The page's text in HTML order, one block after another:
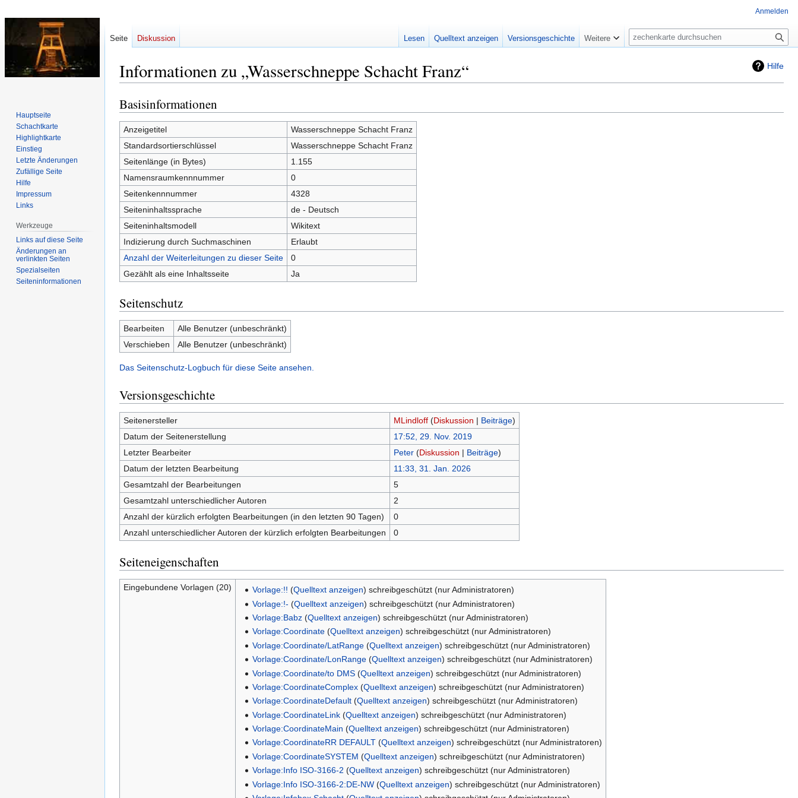
Hilfe
Informationen zu „Wasserschneppe Schacht Franz“
Zur
Navigation
springen
Zur
Suche
springen
Basisinformationen
Anzeigetitel
Wasserschneppe Schacht Franz
Standardsortierschlüssel
Wasserschneppe Schacht Franz
Seitenlänge (in Bytes)
1.155
Namensraumkennnummer
0
Seitenkennnummer
4328
Seiteninhaltssprache
de - Deutsch
Seiteninhaltsmodell
Wikitext
Indizierung durch Suchmaschinen
Erlaubt
Anzahl der Weiterleitungen zu dieser Seite
0
Gezählt als eine Inhaltsseite
Ja
Seitenschutz
Bearbeiten
Alle Benutzer (unbeschränkt)
Verschieben
Alle Benutzer (unbeschränkt)
Das Seitenschutz-Logbuch für diese Seite ansehen.
Versionsgeschichte
Seitenersteller MLindloff (Diskussion | Beiträge)
Datum der Seitenerstellung
17:52, 29. Nov. 2019
Letzter Bearbeiter
Peter (Diskussion | Beiträge)
Datum der letzten Bearbeitung
11:33, 31. Jan. 2026
Gesamtzahl der Bearbeitungen
5
Gesamtzahl unterschiedlicher Autoren
2
Anzahl der kürzlich erfolgten Bearbeitungen (in den letzten 90 Tagen)
0
Anzahl unterschiedlicher Autoren der kürzlich erfolgten Bearbeitungen
0
Seiteneigenschaften
Eingebundene Vorlagen (20) Vorlage:!! (Quelltext anzeigen) schreibgeschützt (nur Administratoren)
Vorlage:!- (Quelltext anzeigen) schreibgeschützt (nur Administratoren)
Vorlage:Babz(Quelltext anzeigen) schreibgeschützt (nur Administratoren)
Vorlage:Coordinate(Quelltext anzeigen) schreibgeschützt (nur Administratoren)
Vorlage:Coordinate/LatRange(Quelltext anzeigen) schreibgeschützt (nur Administratoren)
Vorlage:Coordinate/LonRange(Quelltext anzeigen) schreibgeschützt (nur Administratoren)
Vorlage:Coordinate/to DMS(Quelltext anzeigen) schreibgeschützt (nur Administratoren)
Vorlage:CoordinateComplex(Quelltext anzeigen) schreibgeschützt (nur Administratoren)
Vorlage:CoordinateDefault(Quelltext anzeigen) schreibgeschützt (nur Administratoren)
Vorlage:CoordinateLink(Quelltext anzeigen) schreibgeschützt (nur Administratoren)
Vorlage:CoordinateMain (Quelltext anzeigen) schreibgeschützt (nur Administratoren)
Vorlage:CoordinateRR DEFAULT(Quelltext anzeigen) schreibgeschützt (nur Administratoren)
Vorlage:CoordinateSYSTEM (Quelltext anzeigen) schreibgeschützt (nur Administratoren)
Vorlage:Info ISO-3166-2 (Quelltext anzeigen) schreibgeschützt (nur Administratoren)
Vorlage:Info ISO-3166-2:DE-NW(Quelltext anzeigen) schreibgeschützt (nur Administratoren)
Anmelden
Seite Diskussion Lesen Quelltext anzeigen Versionsgeschichte Weitere
Suche
Hauptseite
Schachtkarte
Highlightkarte
Einstieg
Letzte Änderungen
Zufällige Seite
Hilfe
Impressum
Links
Werkzeuge
Links auf diese Seite
Änderungen an
verlinkten Seiten
Spezialseiten
Seiten­­informationen